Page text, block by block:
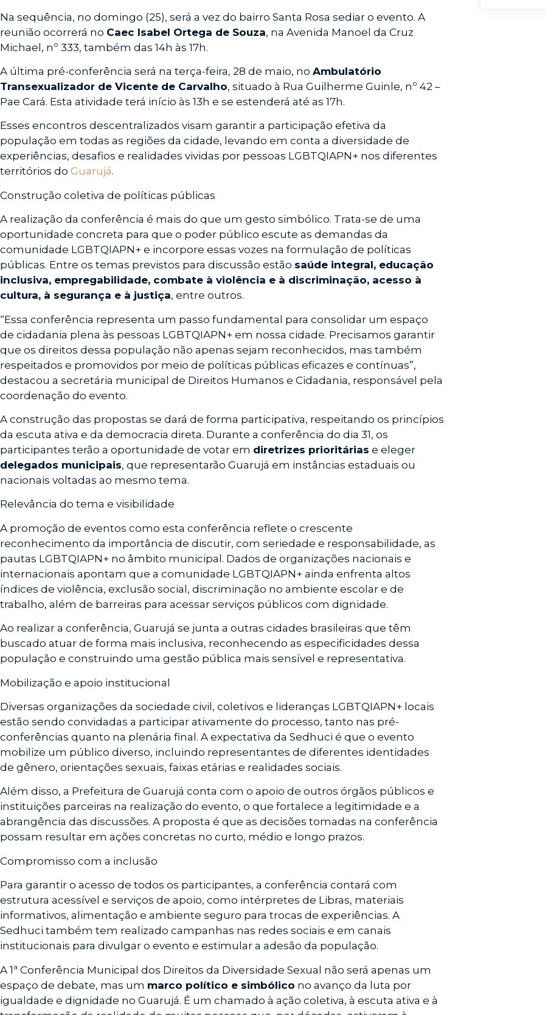
Na sequência, no domingo (25), será a vez do bairro Santa Rosa sediar o evento. A
reunião ocorrerá no Caec Isabel Ortega de Souza, na Avenida Manoel da Cruz
Michael, nº 333, também das 14h às 17h.
A última pré-conferência será na terça-feira, 28 de maio, no Ambulatório
Transexualizador de Vicente de Carvalho, situado à Rua Guilherme Guinle, nº 42 –
Pae Cará. Esta atividade terá início às 13h e se estenderá até as 17h.
Esses encontros descentralizados visam garantir a participação efetiva da
população em todas as regiões da cidade, levando em conta a diversidade de
experiências, desafios e realidades vividas por pessoas LGBTQIAPN+ nos diferentes
territórios do Guarujá.
Construção coletiva de políticas públicas
A realização da conferência é mais do que um gesto simbólico. Trata-se de uma
oportunidade concreta para que o poder público escute as demandas da
comunidade LGBTQIAPN+ e incorpore essas vozes na formulação de políticas
públicas. Entre os temas previstos para discussão estão saúde integral, educação
inclusiva, empregabilidade, combate à violência e à discriminação, acesso à
cultura, à segurança e à justiça, entre outros.
“Essa conferência representa um passo fundamental para consolidar um espaço
de cidadania plena às pessoas LGBTQIAPN+ em nossa cidade. Precisamos garantir
que os direitos dessa população não apenas sejam reconhecidos, mas também
respeitados e promovidos por meio de políticas públicas eficazes e contínuas”,
destacou a secretária municipal de Direitos Humanos e Cidadania, responsável pela
coordenação do evento.
A construção das propostas se dará de forma participativa, respeitando os princípios
da escuta ativa e da democracia direta. Durante a conferência do dia 31, os
participantes terão a oportunidade de votar em diretrizes prioritárias e eleger
delegados municipais, que representarão Guarujá em instâncias estaduais ou
nacionais voltadas ao mesmo tema.
Relevância do tema e visibilidade
A promoção de eventos como esta conferência reflete o crescente
reconhecimento da importância de discutir, com seriedade e responsabilidade, as
pautas LGBTQIAPN+ no âmbito municipal. Dados de organizações nacionais e
internacionais apontam que a comunidade LGBTQIAPN+ ainda enfrenta altos
índices de violência, exclusão social, discriminação no ambiente escolar e de
trabalho, além de barreiras para acessar serviços públicos com dignidade.
Ao realizar a conferência, Guarujá se junta a outras cidades brasileiras que têm
buscado atuar de forma mais inclusiva, reconhecendo as especificidades dessa
população e construindo uma gestão pública mais sensível e representativa.
Mobilização e apoio institucional
Diversas organizações da sociedade civil, coletivos e lideranças LGBTQIAPN+ locais
estão sendo convidadas a participar ativamente do processo, tanto nas pré-
conferências quanto na plenária final. A expectativa da Sedhuci é que o evento
mobilize um público diverso, incluindo representantes de diferentes identidades
de gênero, orientações sexuais, faixas etárias e realidades sociais.
Além disso, a Prefeitura de Guarujá conta com o apoio de outros órgãos públicos e
instituições parceiras na realização do evento, o que fortalece a legitimidade e a
abrangência das discussões. A proposta é que as decisões tomadas na conferência
possam resultar em ações concretas no curto, médio e longo prazos.
Compromisso com a inclusão
Para garantir o acesso de todos os participantes, a conferência contará com
estrutura acessível e serviços de apoio, como intérpretes de Libras, materiais
informativos, alimentação e ambiente seguro para trocas de experiências. A
Sedhuci também tem realizado campanhas nas redes sociais e em canais
institucionais para divulgar o evento e estimular a adesão da população.
A 1ª Conferência Municipal dos Direitos da Diversidade Sexual não será apenas um
espaço de debate, mas um marco político e simbólico no avanço da luta por
igualdade e dignidade no Guarujá. É um chamado à ação coletiva, à escuta ativa e à